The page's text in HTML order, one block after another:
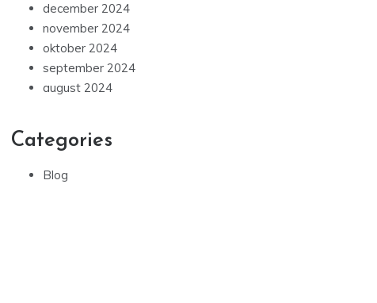
december 2024
november 2024
oktober 2024
september 2024
august 2024
Categories
Blog